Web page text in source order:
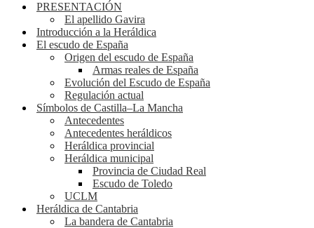
navegaciónPRESENTACIÓN
El apellido Gavira
Introducción a la Heráldica
El escudo de España
Origen del escudo de España
Armas reales de España
Evolución del Escudo de España
Regulación actual
Símbolos de Castilla–La Mancha
Antecedentes
Antecedentes heráldicos
Heráldica provincial
Heráldica municipal
Provincia de Ciudad Real
Escudo de Toledo
UCLM
Heráldica de Cantabria
La bandera de Cantabria